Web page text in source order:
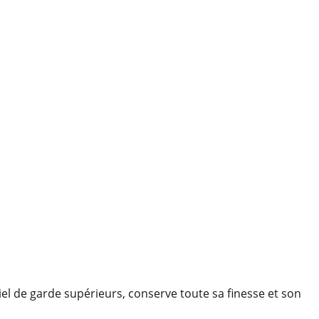
de garde supérieurs, conserve toute sa finesse et son